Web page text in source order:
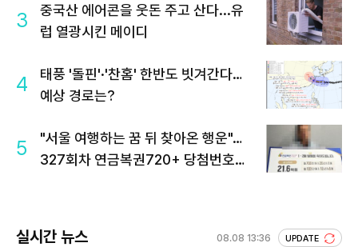
3
중국산 에어콘을 웃돈 주고 산다...유
럽 열광시킨 메이디
4
태풍 '돌핀'·'찬홈' 한반도 빗겨간다…
예상 경로는?
5
"서울 여행하는 꿈 뒤 찾아온 행운"…
327회차 연금복권720+ 당첨번호조
실시간 뉴스 08.08 13:36 UPDATE